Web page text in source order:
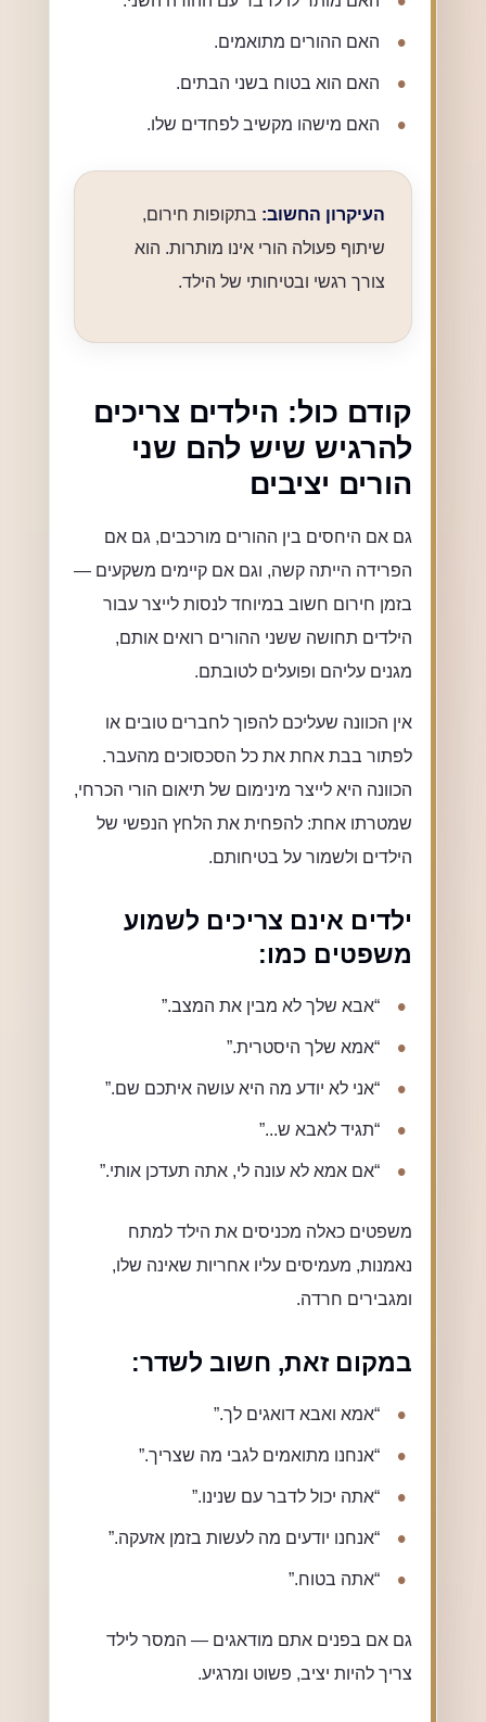
האם ההורים מתואמים.
האם הוא בטוח בשני הבתים.
האם מישהו מקשיב לפחדים שלו.
העיקרון החשוב: בתקופות חירום,
שיתוף פעולה הורי אינו מותרות. הוא
צורך רגשי ובטיחותי של הילד.
קודם כול: הילדים צריכים
להרגיש שיש להם שני
הורים יציבים
גם אם היחסים בין ההורים מורכבים, גם אם
הפרידה הייתה קשה, וגם אם קיימים משקעים —
בזמן חירום חשוב במיוחד לנסות לייצר עבור
הילדים תחושה ששני ההורים רואים אותם,
מגנים עליהם ופועלים לטובתם.
אין הכוונה שעליכם להפוך לחברים טובים או
לפתור בבת אחת את כל הסכסוכים מהעבר.
הכוונה היא לייצר מינימום של תיאום הורי הכרחי,
שמטרתו אחת: להפחית את הלחץ הנפשי של
הילדים ולשמור על בטיחותם.
ילדים אינם צריכים לשמוע
משפטים כמו:
“אבא שלך לא מבין את המצב.”
“אמא שלך היסטרית.”
“אני לא יודע מה היא עושה איתכם שם.”
“תגיד לאבא ש...”
“אם אמא לא עונה לי, אתה תעדכן אותי.”
משפטים כאלה מכניסים את הילד למתח
נאמנות, מעמיסים עליו אחריות שאינה שלו,
ומגבירים חרדה.
במקום זאת, חשוב לשדר:
“אמא ואבא דואגים לך.”
“אנחנו מתואמים לגבי מה שצריך.”
“אתה יכול לדבר עם שנינו.”
“אנחנו יודעים מה לעשות בזמן אזעקה.”
“אתה בטוח.”
גם אם בפנים אתם מודאגים — המסר לילד
צריך להיות יציב, פשוט ומרגיע.